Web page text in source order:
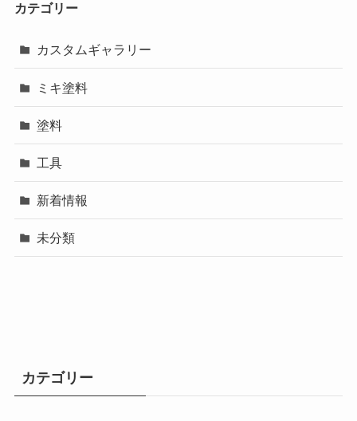
カテゴリー
カスタムギャラリー
ミキ塗料
塗料
工具
新着情報
未分類
カテゴリー